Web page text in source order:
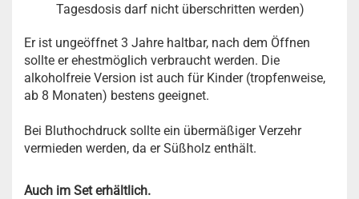
Tagesdosis darf nicht überschritten werden)
Er ist ungeöffnet 3 Jahre haltbar, nach dem Öffnen
sollte er ehestmöglich verbraucht werden. Die
alkoholfreie Version ist auch für Kinder (tropfenweise,
ab 8 Monaten) bestens geeignet.
Bei Bluthochdruck sollte ein übermäßiger Verzehr
vermieden werden, da er Süßholz enthält.
Auch im Set erhältlich.